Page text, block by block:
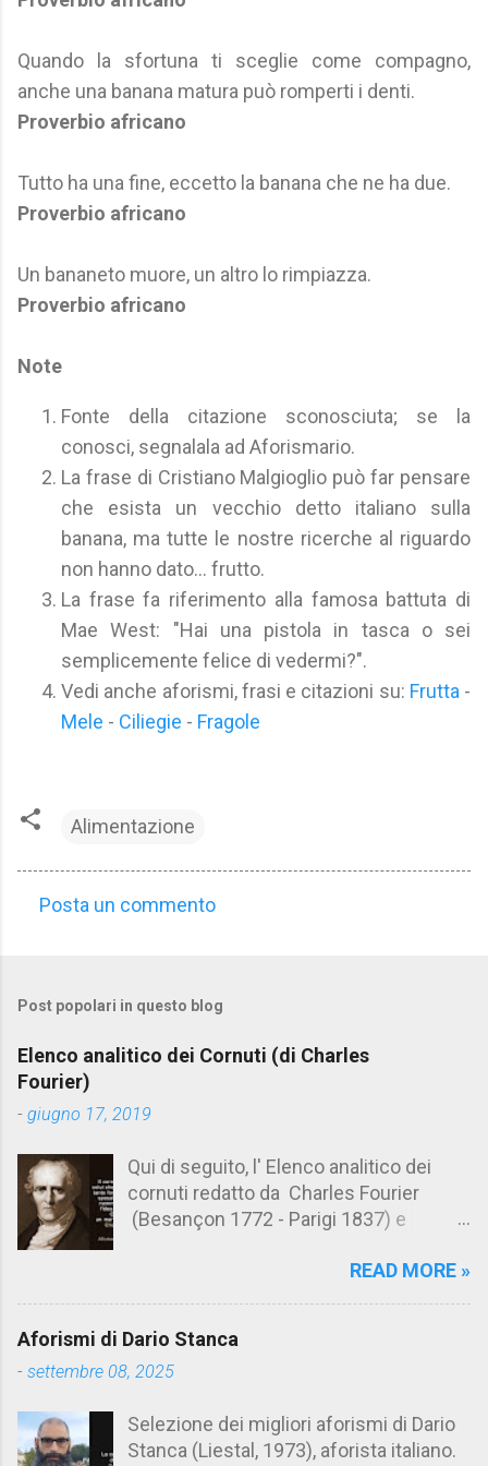
Quando la sfortuna ti sceglie come compagno,
anche una banana matura può romperti i denti.
Proverbio africano
Tutto ha una fine, eccetto la banana che ne ha due.
Proverbio africano
Un bananeto muore, un altro lo rimpiazza.
Proverbio africano
Note
Fonte della citazione sconosciuta; se la
conosci, segnalala ad Aforismario.
La frase di Cristiano Malgioglio può far pensare
che esista un vecchio detto italiano sulla
banana, ma tutte le nostre ricerche al riguardo
non hanno dato... frutto.
La frase fa riferimento alla famosa battuta di
Mae West: "Hai una pistola in tasca o sei
semplicemente felice di vedermi?".
Vedi anche aforismi, frasi e citazioni su: Frutta -
Mele - Ciliegie - Fragole
Alimentazione
m
e
n
t
Posta un commento
Post popolari in questo blog
Elenco analitico dei Cornuti (di Charles
Fourier)
- giugno 17, 2019
Qui di seguito, l' Elenco analitico dei
cornuti redatto da Charles Fourier
(Besançon 1772 - Parigi 1837) e
Aforismario trovi anche una raccolta di
cornuto pretenzioso: colui che ritiene
sua moglie tanto fortunata, per averlo
ammettere l'idea del tradimento. Ciò lo
rende un marito assai comodo.
READ MORE »
Aforismi di Dario Stanca
- settembre 08, 2025
Selezione dei migliori aforismi di Dario
Stanca (Liestal, 1973), aforista italiano.